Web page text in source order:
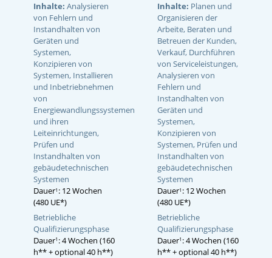
Inhalte: Analysieren
von Fehlern und
Instandhalten von
Geräten und
Systemen,
Konzipieren von
Systemen, Installieren
und Inbetriebnehmen
von
Energiewandlungssystemen
und ihren
Leiteinrichtungen,
Prüfen und
Instandhalten von
gebäudetechnischen
Systemen
Dauer1 : 12 Wochen
(480 UE*)
Betriebliche
Qualifizierungsphase
Dauer1 : 4 Wochen (160
h** + optional 40 h**)
Inhalte: Planen und
Organisieren der
Arbeite, Beraten und
Betreuen der Kunden,
Verkauf, Durchführen
von Serviceleistungen,
Analysieren von
Fehlern und
Instandhalten von
Geräten und
Systemen,
Konzipieren von
Systemen, Prüfen und
Instandhalten von
gebäudetechnischen
Systemen
Dauer1 : 12 Wochen
(480 UE*)
Betriebliche
Qualifizierungsphase
Dauer1 : 4 Wochen (160
h** + optional 40 h**)